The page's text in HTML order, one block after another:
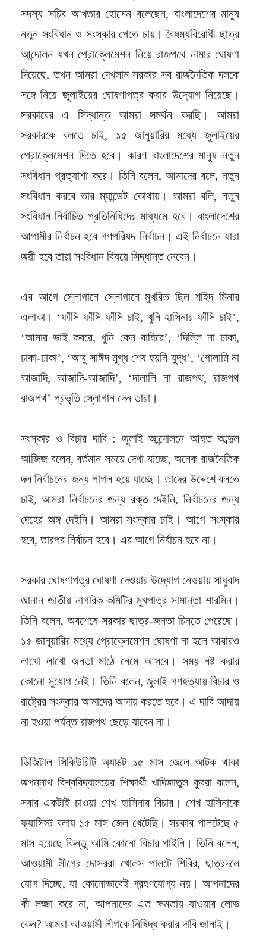
সদস্য সচিব আখতার হোসেন বলেছেন, বাংলাদেশের মানুষ
নতুন সংবিধান ও সংস্কার পেতে চায়। বৈষম্যবিরোধী ছাত্র
আন্দোলন যখন প্রোক্লেমেশন নিয়ে রাজপথে নামার ঘোষণা
দিয়েছে, তখন আমরা দেখলাম সরকার সব রাজনৈতিক দলকে
সঙ্গে নিয়ে জুলাইয়ের ঘোষণাপত্র করার উদ্যোগ নিয়েছে।
সরকারের এ সিদ্ধান্ত আমরা সমর্থন করছি। আমরা
সরকারকে বলতে চাই, ১৫ জানুয়ারির মধ্যে জুলাইয়ের
প্রোক্লেমেশন দিতে হবে। কারণ বাংলাদেশের মানুষ নতুন
সংবিধান প্রত্যাশা করে। তিনি বলেন, আমাদের বলে, নতুন
সংবিধান করবে তার ম্যান্ডেট কোথায়। আমরা বলি, নতুন
সংবিধান নির্বাচিত প্রতিনিধিদের মাধ্যমে হবে। বাংলাদেশের
আগামীর নির্বাচন হবে গণপরিষদ নির্বাচন। এই নির্বাচনে যারা
জয়ী হবে তারা সংবিধান বিষয়ে সিদ্ধান্ত নেবেন।
এর আগে স্লোগানে স্লোগানে মুখরিত ছিল শহিদ মিনার
এলাকা। ‘ফাঁসি ফাঁসি ফাঁসি চাই, খুনি হাসিনার ফাঁসি চাই’,
‘আমার ভাই কবরে, খুনি কেন বাহিরে’, ‘দিল্লি না ঢাকা,
ঢাকা-ঢাকা’, ‘আবু সাঈদ মুগ্ধ শেষ হয়নি যুদ্ধ’, ‘গোলামি না
আজাদি, আজাদি-আজাদি’, ‘দালালি না রাজপথ, রাজপথ
রাজপথ’ প্রভৃতি স্লোগান দেন তারা।
সংস্কার ও বিচার দাবি : জুলাই আন্দোলনে আহত আব্দুল
আজিজ বলেন, বর্তমান সময়ে দেখা যাচ্ছে, অনেক রাজনৈতিক
দল নির্বাচনের জন্য পাগল হয়ে যাচ্ছে। তাদের উদ্দেশে বলতে
চাই, আমরা নির্বাচনের জন্য রক্ত দেইনি, নির্বাচনের জন্য
দেহের অঙ্গ দেইনি। আমরা সংস্কার চাই। আগে সংস্কার
হবে, তারপর নির্বাচন হবে। এর আগে নির্বাচন হবে না।
সরকার ঘোষণাপত্র ঘোষণা দেওয়ার উদ্যোগ নেওয়ায় সাধুবাদ
জানান জাতীয় নাগরিক কমিটির মুখপাত্র সামান্তা শারমিন।
তিনি বলেন, অবশেষে সরকার ছাত্র-জনতা চিনতে পেরেছে।
১৫ জানুয়ারির মধ্যে প্রোক্লেমেশন ঘোষণা না হলে আবারও
লাখো লাখো জনতা মাঠে নেমে আসবে। সময় নষ্ট করার
কোনো সুযোগ নেই। তিনি বলেন, জুলাই গণহত্যায় বিচার ও
রাষ্ট্রের সংস্কার আমাদের আদায় করতে হবে। এ দাবি আদায়
না হওয়া পর্যন্ত রাজপথ ছেড়ে যাবেন না।
ডিজিটাল সিকিউরিটি অ্যাক্টে ১৫ মাস জেলে আটক থাকা
জগন্নাথ বিশ্ববিদ্যালয়ের শিক্ষার্থী খাদিজাতুল কুবরা বলেন,
সবার একটাই চাওয়া শেখ হাসিনার বিচার। শেখ হাসিনাকে
ফ্যাসিস্ট বলায় ১৫ মাস জেল খেটেছি। সরকার পালটেছে ৫
মাস হয়েছে কিন্তু আমি কোনো বিচার পাইনি। তিনি বলেন,
আওয়ামী লীগের দোসররা খোলস পালটে শিবির, ছাত্রদলে
যোগ দিচ্ছে, যা কোনোভাবেই গ্রহণযোগ্য নয়। আপনাদের
কী লজ্জা করে না, আপনাদের এত ক্ষমতায় যাওয়ার লোভ
কেন? আমরা আওয়ামী লীগকে নিষিদ্ধ করার দাবি জানাই।